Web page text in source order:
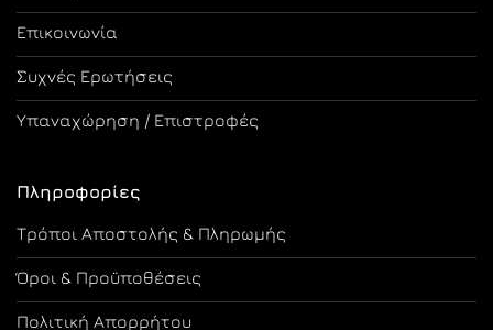
Επικοινωνία
Συχνές Ερωτήσεις
Υπαναχώρηση / Επιστροφές
Πληροφορίες
Τρόποι Αποστολής & Πληρωμής
Όροι & Προϋποθέσεις
Πολιτική Απορρήτου